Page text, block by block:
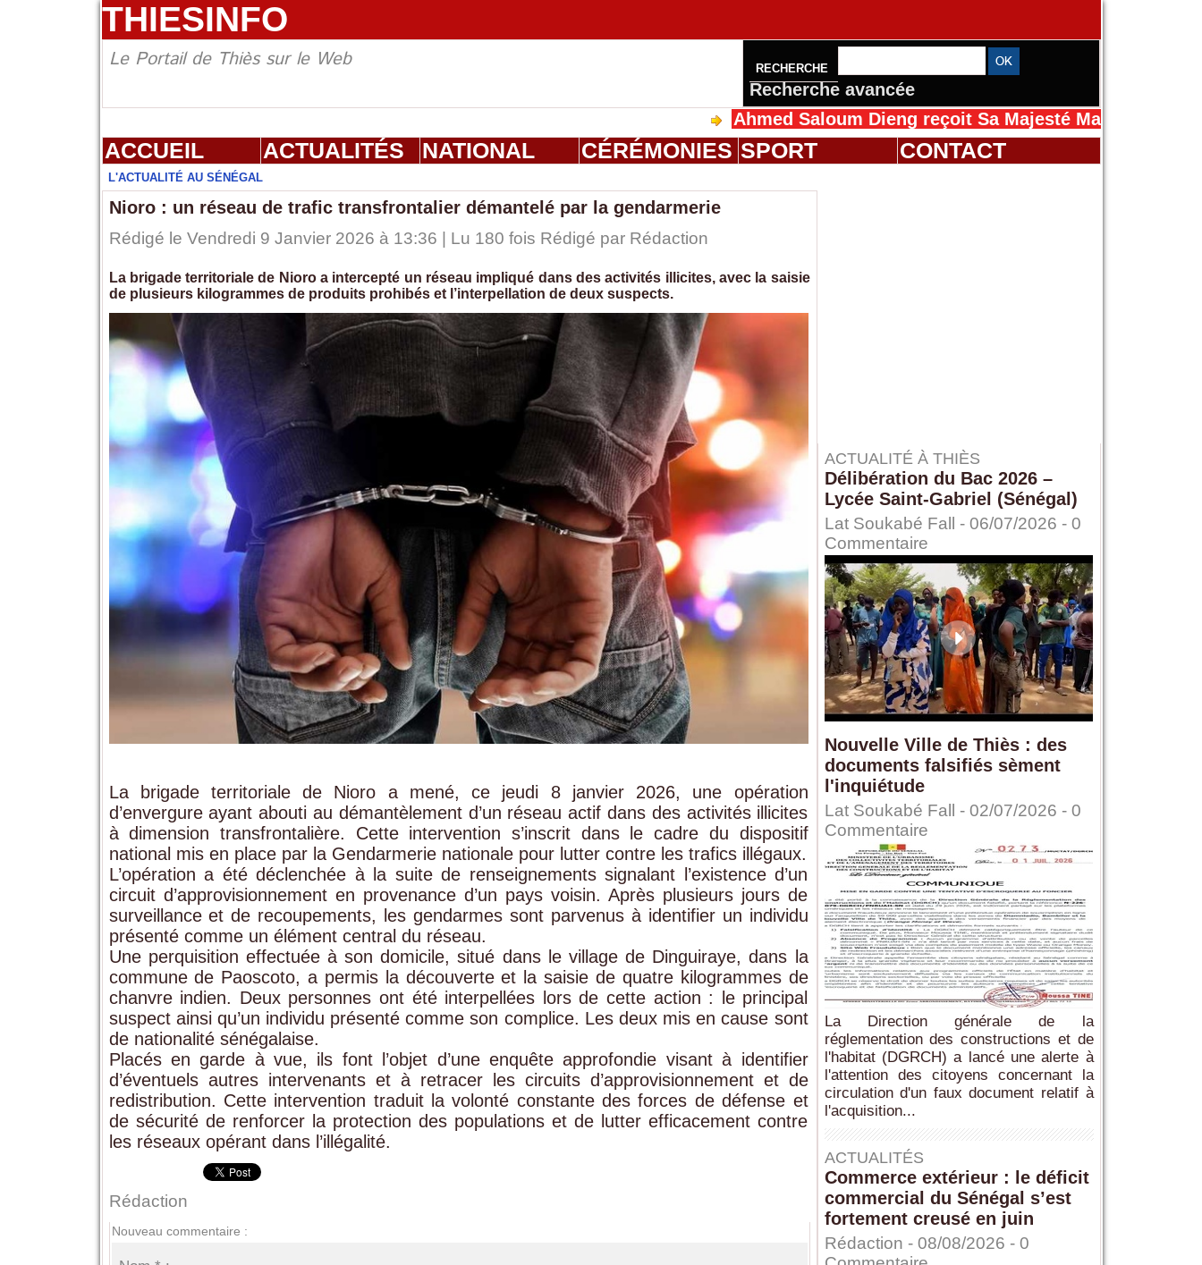
THIESINFO
Le Portail de Thiès sur le Web RECHERCHE
Recherche avancée
Ahmed Saloum Dieng reçoit Sa Majesté Mansah Cissé au
ACCUEIL ACTUALITÉS NATIONAL CÉRÉMONIES SPORT CONTACT
L'ACTUALITÉ AU SÉNÉGAL
Nioro : un réseau de trafic transfrontalier démantelé par la gendarmerie
Rédigé le Vendredi 9 Janvier 2026 à 13:36 | Lu 180 fois Rédigé par Rédaction
La brigade territoriale de Nioro a intercepté un réseau impliqué dans des activités illicites, avec la saisie
de plusieurs kilogrammes de produits prohibés et l’interpellation de deux suspects.
La brigade territoriale de Nioro a mené, ce jeudi 8 janvier 2026, une opération
d’envergure ayant abouti au démantèlement d’un réseau actif dans des activités illicites
à dimension transfrontalière. Cette intervention s’inscrit dans le cadre du dispositif
national mis en place par la Gendarmerie nationale pour lutter contre les trafics illégaux.
L’opération a été déclenchée à la suite de renseignements signalant l’existence d’un
circuit d’approvisionnement en provenance d’un pays voisin. Après plusieurs jours de
surveillance et de recoupements, les gendarmes sont parvenus à identifier un individu
présenté comme un élément central du réseau.
Une perquisition effectuée à son domicile, situé dans le village de Dinguiraye, dans la
commune de Paoscoto, a permis la découverte et la saisie de quatre kilogrammes de
chanvre indien. Deux personnes ont été interpellées lors de cette action : le principal
suspect ainsi qu’un individu présenté comme son complice. Les deux mis en cause sont
de nationalité sénégalaise.
Placés en garde à vue, ils font l’objet d’une enquête approfondie visant à identifier
d’éventuels autres intervenants et à retracer les circuits d’approvisionnement et de
redistribution. Cette intervention traduit la volonté constante des forces de défense et
de sécurité de renforcer la protection des populations et de lutter efficacement contre
les réseaux opérant dans l’illégalité.
Rédaction
Nouveau commentaire :
ACTUALITÉ À THIÈS
Délibération du Bac 2026 –
Lycée Saint-Gabriel (Sénégal)
Lat Soukabé Fall - 06/07/2026 - 0
Commentaire
Nouvelle Ville de Thiès : des
documents falsifiés sèment
l'inquiétude
Lat Soukabé Fall - 02/07/2026 - 0
Commentaire
La Direction générale de la
réglementation des constructions et de
l'habitat (DGRCH) a lancé une alerte à
l'attention des citoyens concernant la
circulation d'un faux document relatif à
l'acquisition...
ACTUALITÉS
Commerce extérieur : le déficit
commercial du Sénégal s’est
fortement creusé en juin
Rédaction - 08/08/2026 - 0